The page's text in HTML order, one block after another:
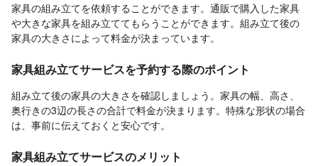
家具の組み立てを依頼することができます。通販で購入した家具
や大きな家具を組み立ててもらうことができます。組み立て後の
家具の大きさによって料金が決まっています。
家具組み立てサービスを予約する際のポイント
組み立て後の家具の大きさを確認しましょう。家具の幅、高さ、
奥行きの3辺の長さの合計で料金が決まります。特殊な形状の場合
は、事前に伝えておくと安心です。
家具組み立てサービスのメリット